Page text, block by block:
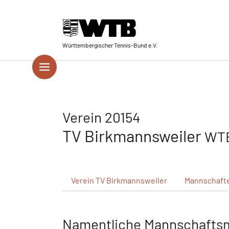
Württembergischer Tennis-Bund e.V.
Verein 20154
TV Birkmannsweiler
Verein TV Birkmannsweiler
Namentliche